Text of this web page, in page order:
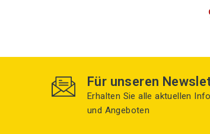
Für unseren
Erhalten Sie alle aktuellen
und Angeboten